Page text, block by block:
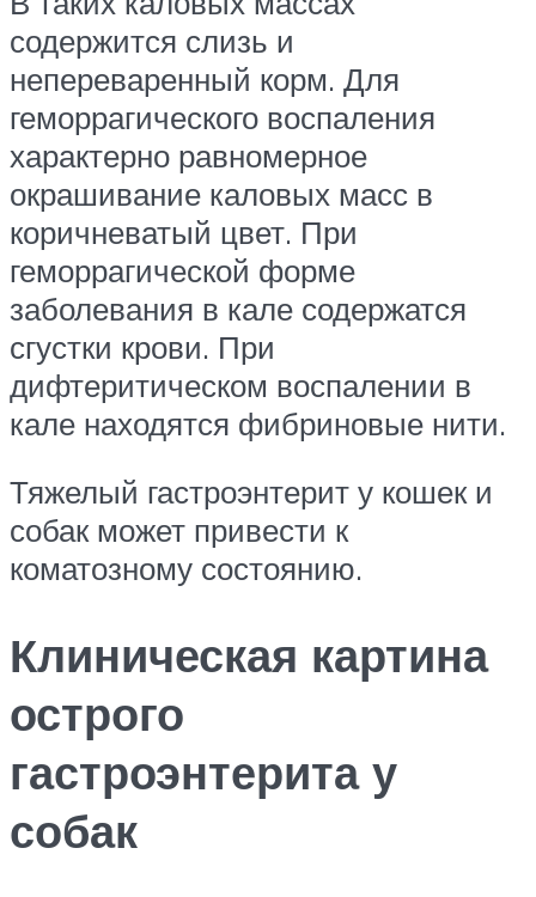
содержится слизь и
непереваренный корм. Для
геморрагического воспаления
характерно равномерное
окрашивание каловых масс в
коричневатый цвет. При
геморрагической форме
заболевания в кале содержатся
сгустки крови. При
дифтеритическом воспалении в
кале находятся фибриновые нити.
Тяжелый гастроэнтерит у кошек и
собак может привести к
коматозному состоянию.
Клиническая картина
острого
гастроэнтерита у
собак